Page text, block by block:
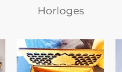
Horloges